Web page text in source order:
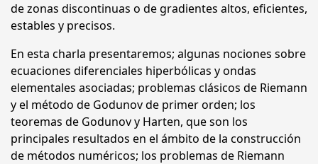
de zonas discontinuas o de gradientes altos, eficientes,
estables y precisos.
En esta charla presentaremos; algunas nociones sobre
ecuaciones diferenciales hiperbólicas y ondas
elementales asociadas; problemas clásicos de Riemann
y el método de Godunov de primer orden; los
teoremas de Godunov y Harten, que son los
principales resultados en el ámbito de la construcción
de métodos numéricos; los problemas de Riemann